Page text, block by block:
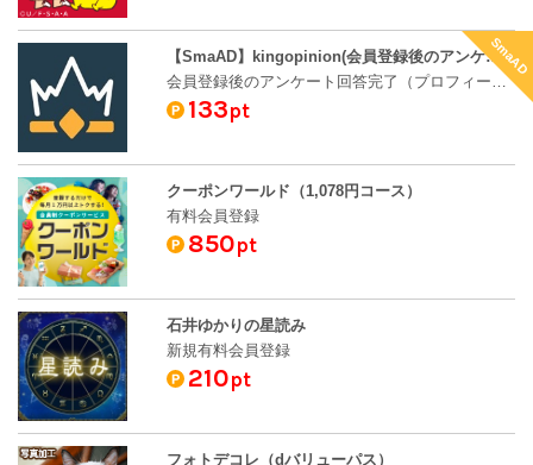
SmaAD
【SmaAD】kingopinion(会員登録後のアンケート回答完了（会員登録後のアンケート回答完了（プロフィール完成））
会員登録後のアンケート回答完了（プロフィール完成）
133pt
クーポンワールド（1,078円コース）
有料会員登録
850pt
石井ゆかりの星読み
新規有料会員登録
210pt
フォトデコレ（dバリューパス）